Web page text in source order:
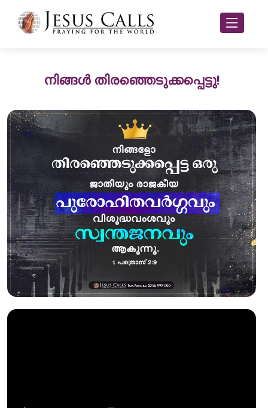
നിങ്ങൾ തിരഞ്ഞെടുക്കപ്പെട്ടു!